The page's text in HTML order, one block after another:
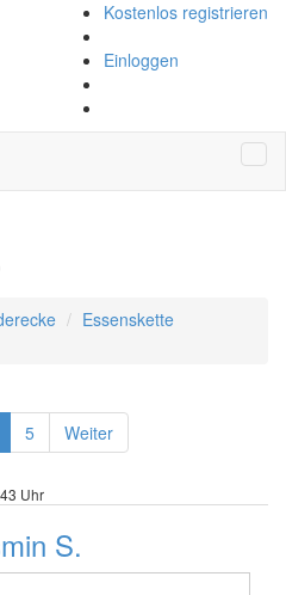
Kostenlos registrieren
Einloggen
Essenskette
5 Weiter
Uhr
S.